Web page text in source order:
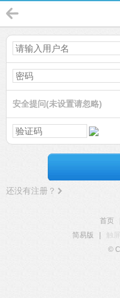
安全提问(未设置请忽略)
还没有注册？
首页
简易版
触
©